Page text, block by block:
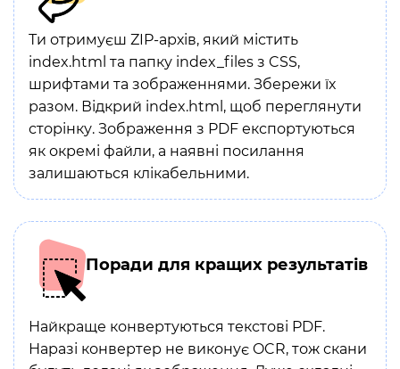
Ти отримуєш ZIP-архів, який містить
index.html та папку index_files з CSS,
шрифтами та зображеннями. Збережи їх
разом. Відкрий index.html, щоб переглянути
сторінку. Зображення з PDF експортуються
як окремі файли, а наявні посилання
залишаються клікабельними.
Поради для кращих результатів
Найкраще конвертуються текстові PDF.
Наразі конвертер не виконує OCR, тож скани